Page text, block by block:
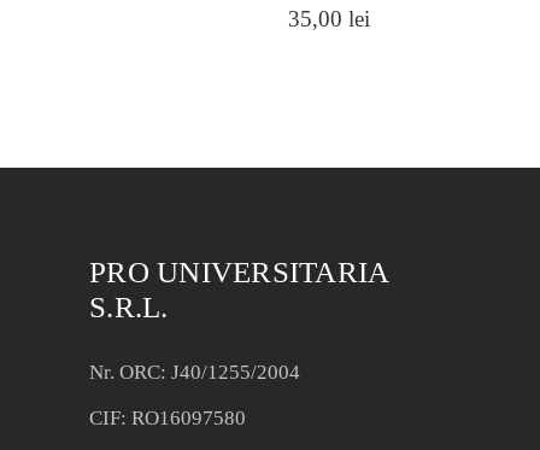
35,00 lei
PRO UNIVERSITARIA
S.R.L.
Nr. ORC: J40/1255/2004
CIF: RO16097580